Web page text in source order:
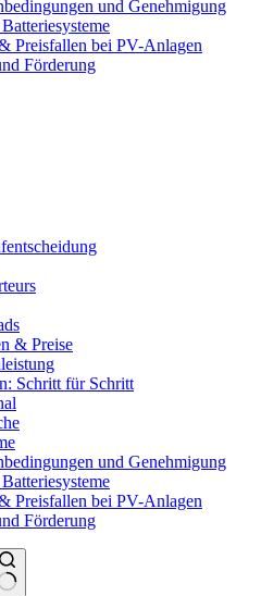
und Genehmigung
Preisfallen bei PV-Anlagen
Förderung
& Preise
Schritt für Schritt
und Genehmigung
Preisfallen bei PV-Anlagen
Förderung